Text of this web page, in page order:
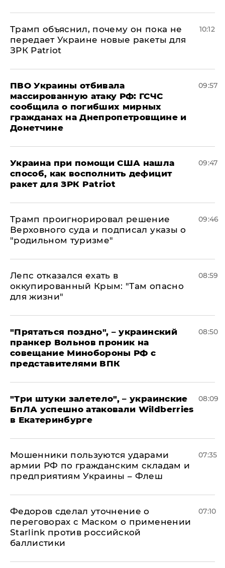
Трамп объяснил, почему он пока не
передает Украине новые ракеты для
ЗРК Patriot
10:12
ПВО Украины отбивала
массированную атаку РФ: ГСЧС
сообщила о погибших мирных
гражданах на Днепропетровщине и
Донетчине
09:57
Украина при помощи США нашла
способ, как восполнить дефицит
ракет для ЗРК Patriot
09:47
Трамп проигнорировал решение
Верховного суда и подписал указы о
"родильном туризме"
09:46
Лепс отказался ехать в
оккупированный Крым: "Там опасно
для жизни"
08:59
"Прятаться поздно", – украинский
пранкер Вольнов проник на
совещание Минобороны РФ с
представителями ВПК
08:50
"Три штуки залетело", – украинские
БпЛА успешно атаковали Wildberries
в Екатеринбурге
08:09
Мошенники пользуются ударами
армии РФ по гражданским складам и
предприятиям Украины – Флеш
07:35
Федоров сделал уточнение о
переговорах с Маском о применении
Starlink против российской
баллистики
07:10